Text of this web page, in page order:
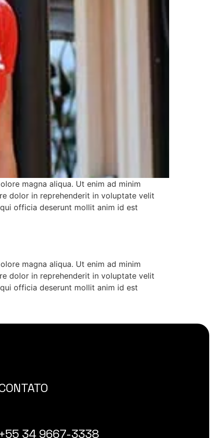
magna aliqua. Ut enim ad minim
dolor in reprehenderit in voluptate velit
officia deserunt mollit anim id est
magna aliqua. Ut enim ad minim
dolor in reprehenderit in voluptate velit
officia deserunt mollit anim id est
34 9667-3338